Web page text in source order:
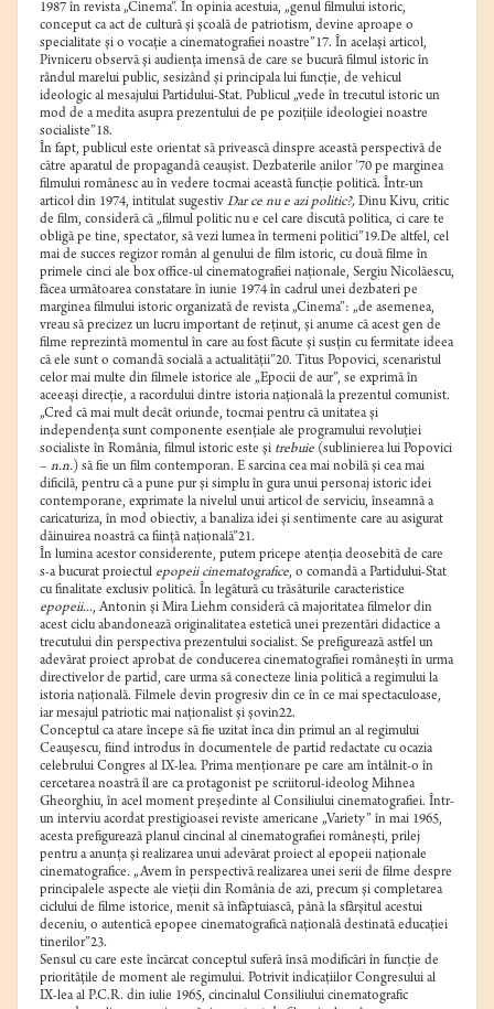
1987 în revista „Cinema”. În opinia acestuia, „genul filmului istoric,
conceput ca act de cultură şi şcoală de patriotism, devine aproape o
specialitate şi o vocaţie a cinematografiei noastre”17. În acelaşi articol,
Pivniceru observă şi audienţa imensă de care se bucură filmul istoric în
rândul marelui public, sesizând şi principala lui funcţie, de vehicul
ideologic al mesajului Partidului-Stat. Publicul „vede în trecutul istoric un
mod de a medita asupra prezentului de pe poziţiile ideologiei noastre
socialiste”18.
În fapt, publicul este orientat să privească dinspre această perspectivă de
către aparatul de propagandă ceauşist. Dezbaterile anilor ’70 pe marginea
filmului românesc au în vedere tocmai această funcţie politică. Într-un
articol din 1974, intitulat sugestiv Dar ce nu e azi politic?, Dinu Kivu, critic
de film, consideră că „filmul politic nu e cel care discută politica, ci care te
obligă pe tine, spectator, să vezi lumea în termeni politici”19.De altfel, cel
mai de succes regizor român al genului de film istoric, cu două filme în
primele cinci ale box office-ul cinematografiei naţionale, Sergiu Nicolăescu,
făcea următoarea constatare în iunie 1974 în cadrul unei dezbateri pe
marginea filmului istoric organizată de revista „Cinema”: „de asemenea,
vreau să precizez un lucru important de reţinut, şi anume că acest gen de
filme reprezintă momentul în care au fost făcute şi susţin cu fermitate ideea
că ele sunt o comandă socială a actualităţii”20. Titus Popovici, scenaristul
celor mai multe din filmele istorice ale „Epocii de aur”, se exprimă în
aceeaşi direcţie, a racordului dintre istoria naţională la prezentul comunist.
„Cred că mai mult decât oriunde, tocmai pentru că unitatea şi
independenţa sunt componente esenţiale ale programului revoluţiei
socialiste în România, filmul istoric este şi trebuie (sublinierea lui Popovici
– n.n.) să fie un film contemporan. E sarcina cea mai nobilă şi cea mai
dificilă, pentru că a pune pur şi simplu în gura unui personaj istoric idei
contemporane, exprimate la nivelul unui articol de serviciu, înseamnă a
caricaturiza, în mod obiectiv, a banaliza idei şi sentimente care au asigurat
dăinuirea noastră ca fiinţă naţională”21.
În lumina acestor considerente, putem pricepe atenţia deosebită de care
s-a bucurat proiectul epopeii cinematografice, o comandă a Partidului-Stat
cu finalitate exclusiv politică. În legătură cu trăsăturile caracteristice
epopeii..., Antonin şi Mira Liehm consideră că majoritatea filmelor din
acest ciclu abandonează originalitatea estetică unei prezentări didactice a
trecutului din perspectiva prezentului socialist. Se prefigurează astfel un
adevărat proiect aprobat de conducerea cinematografiei româneşti în urma
directivelor de partid, care urma să conecteze linia politică a regimului la
istoria naţională. Filmele devin progresiv din ce în ce mai spectaculoase,
iar mesajul patriotic mai naţionalist şi şovin22.
Conceptul ca atare începe să fie uzitat înca din primul an al regimului
Ceauşescu, fiind introdus în documentele de partid redactate cu ocazia
celebrului Congres al IX-lea. Prima menţionare pe care am întâlnit-o în
cercetarea noastră îl are ca protagonist pe scriitorul-ideolog Mihnea
Gheorghiu, în acel moment preşedinte al Consiliului cinematografiei. Într-
un interviu acordat prestigioasei reviste americane „Variety” în mai 1965,
acesta prefigurează planul cincinal al cinematografiei româneşti, prilej
pentru a anunţa şi realizarea unui adevărat proiect al epopeii naţionale
cinematografice. „Avem în perspectivă realizarea unei serii de filme despre
principalele aspecte ale vieţii din România de azi, precum şi completarea
ciclului de filme istorice, menit să înfăptuiască, până la sfârşitul acestui
deceniu, o autentică epopee cinematografică naţională destinată educaţiei
tinerilor”23.
Sensul cu care este încărcat conceptul suferă însă modificări în funcţie de
priorităţile de moment ale regimului. Potrivit indicaţiilor Congresului al
IX-lea al P.C.R. din iulie 1965, cincinalul Consiliului cinematografic